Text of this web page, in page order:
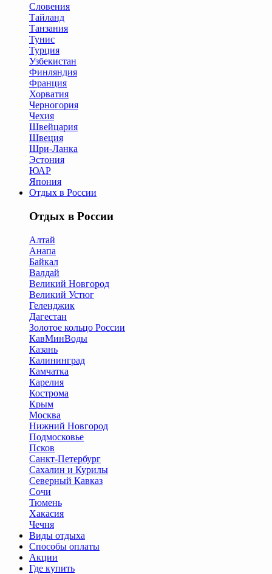
Словения
Тайланд
Танзания
Тунис
Турция
Узбекистан
Финляндия
Франция
Хорватия
Черногория
Чехия
Швейцария
Швеция
Шри-Ланка
Эстония
ЮАР
Япония
Отдых в России
Отдых в России
Алтай
Анапа
Байкал
Валдай
Великий Новгород
Великий Устюг
Геленджик
Дагестан
Золотое кольцо России
КавМинВоды
Казань
Калининград
Камчатка
Карелия
Кострома
Крым
Москва
Нижний Новгород
Подмосковье
Псков
Санкт-Петербург
Сахалин и Курилы
Северный Кавказ
Сочи
Тюмень
Хакасия
Чечня
Виды отдыха
Способы оплаты
Акции
Где купить